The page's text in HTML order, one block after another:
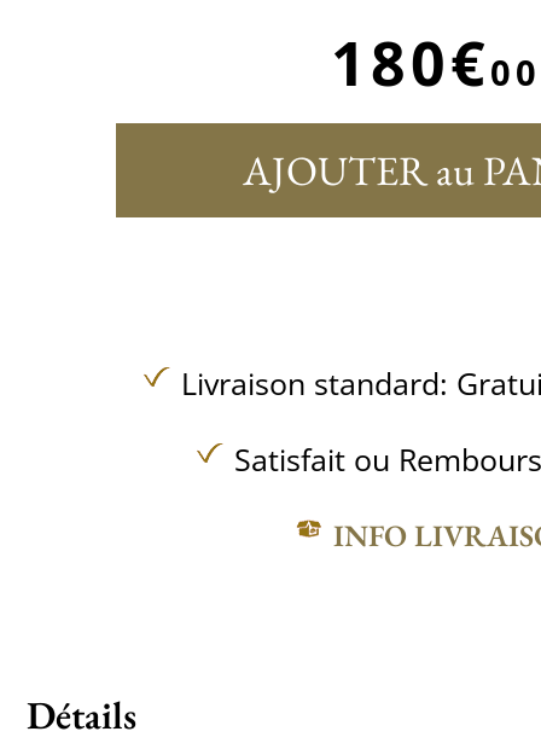
180€00
AJOUTER au
Livraison standard:
Satisfait ou
INFO
Détails